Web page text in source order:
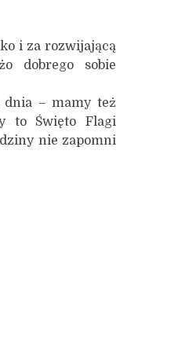
i za rozwijającą
dobrego sobie
– mamy też
to Święto Flagi
nie zapomni